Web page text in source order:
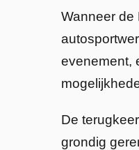
Wanneer de
evenement,
De
grondig